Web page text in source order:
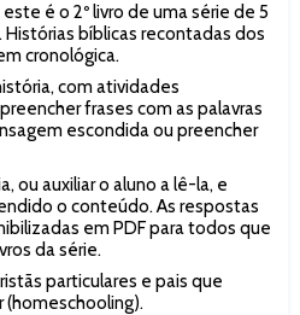
é o 2º livro de uma série de 5
bíblicas recontadas dos
cronológica.
com atividades
frases com as palavras
escondida ou preencher
ou auxiliar o aluno a lê-la, e
o conteúdo. As respostas
em PDF para todos que
da série.
particulares e pais que
(homeschooling).